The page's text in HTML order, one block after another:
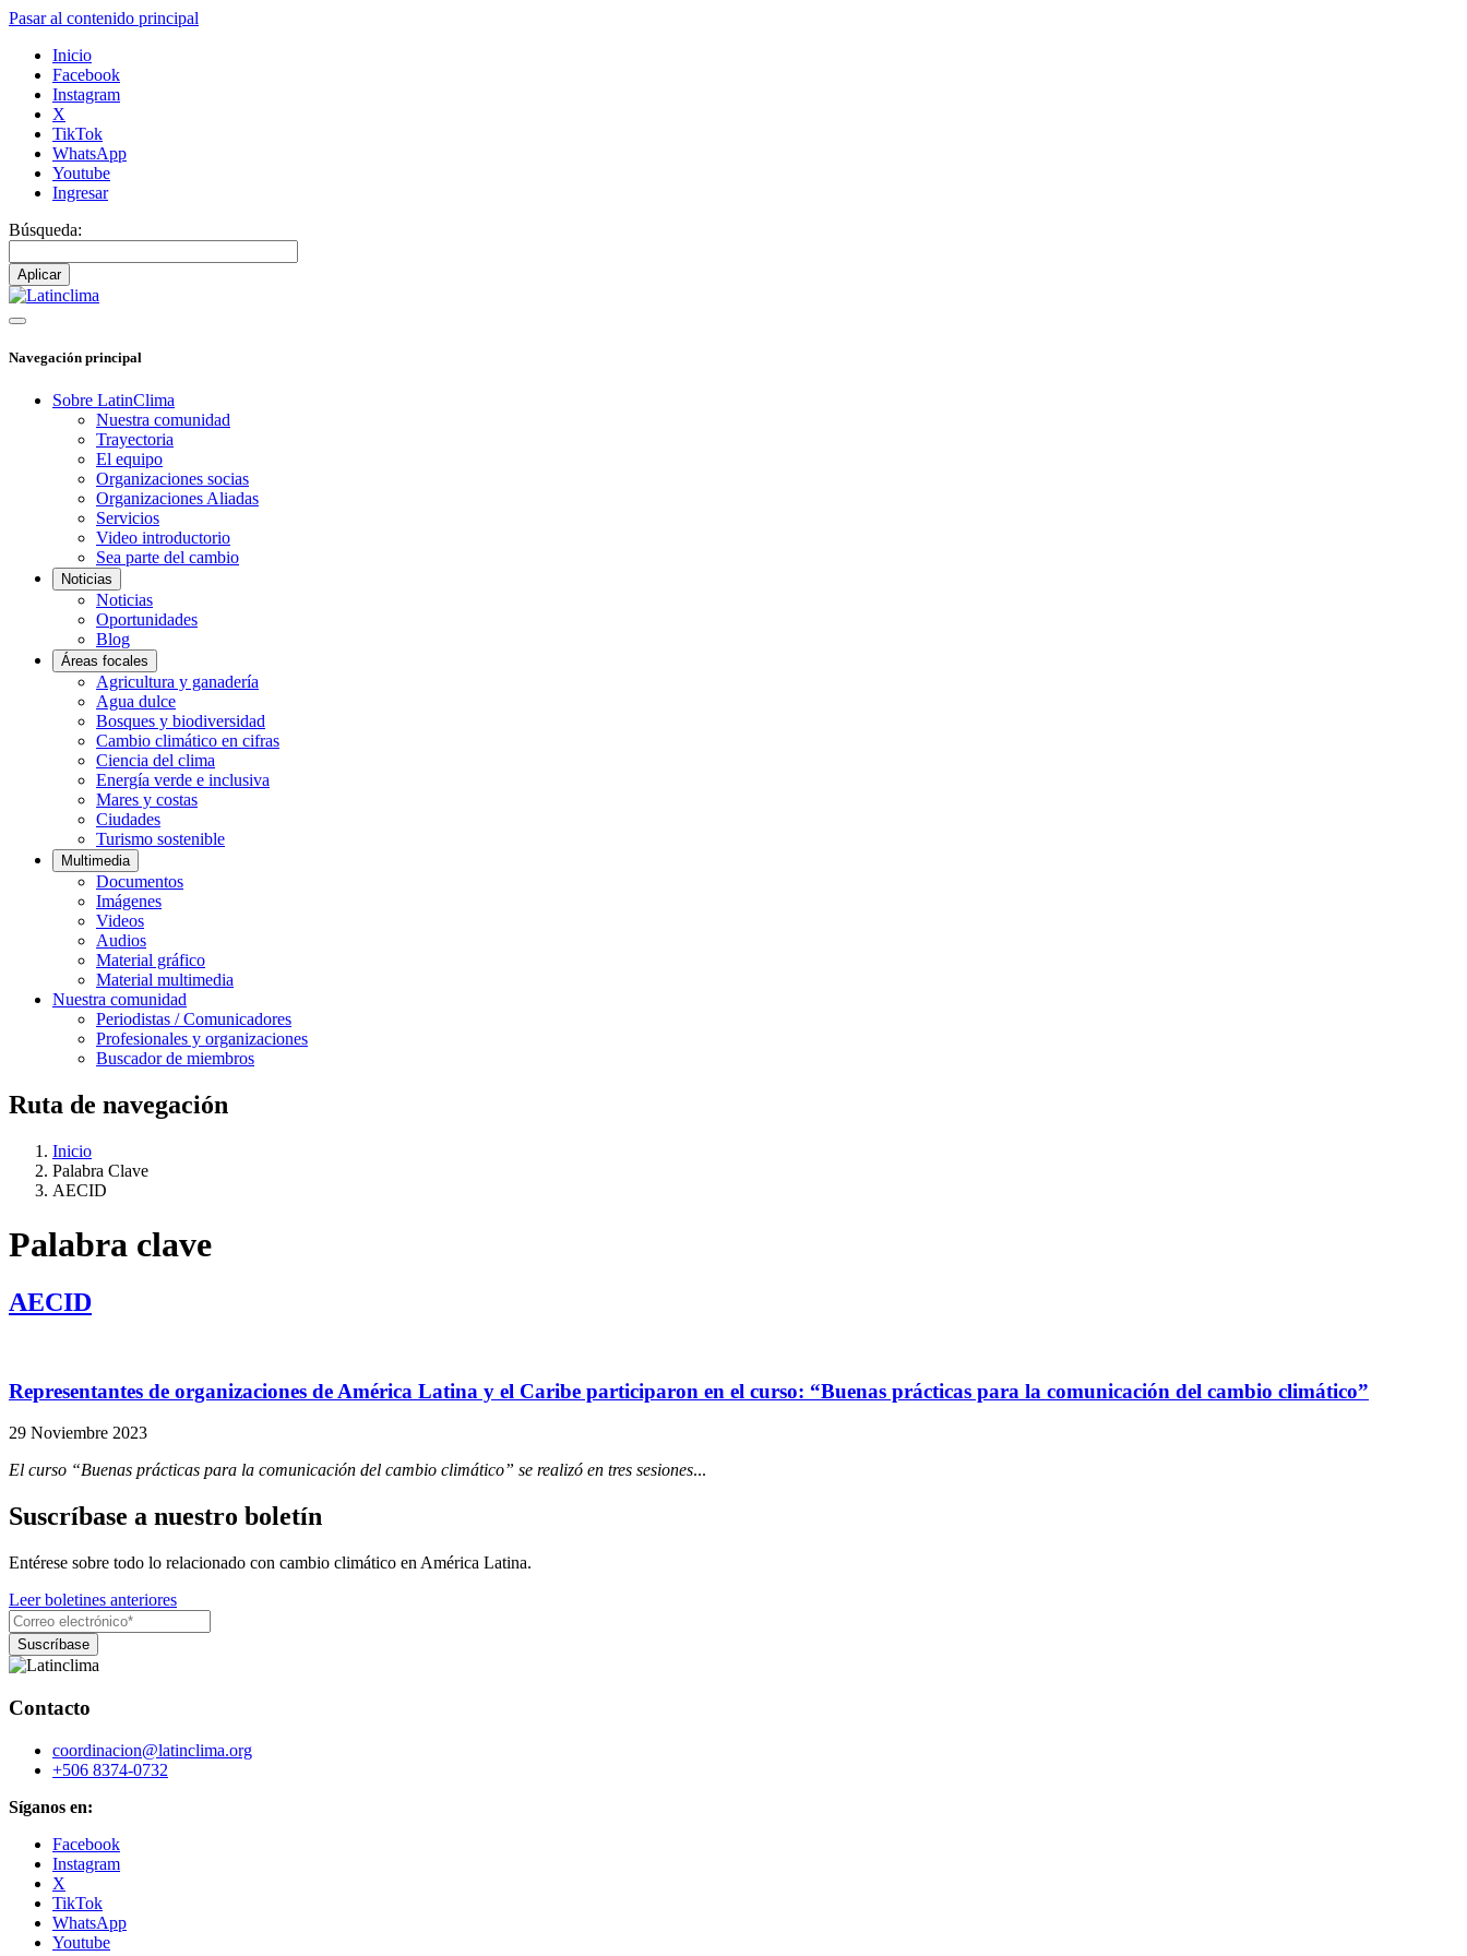
Pasar al contenido principal
Inicio
Facebook
Instagram
X
TikTok
WhatsApp
Youtube
Ingresar
Búsqueda:
Navegación principal
Sobre LatinClima
Nuestra comunidad
Trayectoria
El equipo
Organizaciones socias
Organizaciones Aliadas
Servicios
Video introductorio
Sea parte del cambio
Noticias
Noticias
Oportunidades
Blog
Áreas focales
Agricultura y ganadería
Agua dulce
Bosques y biodiversidad
Cambio climático en cifras
Ciencia del clima
Energía verde e inclusiva
Mares y costas
Ciudades
Turismo sostenible
Multimedia
Documentos
Imágenes
Videos
Audios
Material gráfico
Material multimedia
Nuestra comunidad
Periodistas / Comunicadores
Profesionales y organizaciones
Buscador de miembros
Ruta de navegación
Inicio
Palabra Clave
AECID
Palabra clave
AECID
Representantes de organizaciones de América Latina y el Caribe participaron en el curso: “Buenas prácticas para la comunicación del cambio climático”
29 Noviembre 2023
El curso “Buenas prácticas para la comunicación del cambio climático” se realizó en tres sesiones...
Suscríbase a nuestro boletín
Entérese sobre todo lo relacionado con cambio climático en América Latina.
Leer boletines anteriores
Contacto
coordinacion@latinclima.org
+506 8374-0732
Síganos en:
Facebook
Instagram
X
TikTok
WhatsApp
Youtube